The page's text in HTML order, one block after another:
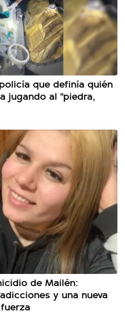
que definía quién
jugando al "piedra,
de Mailén:
y una nueva